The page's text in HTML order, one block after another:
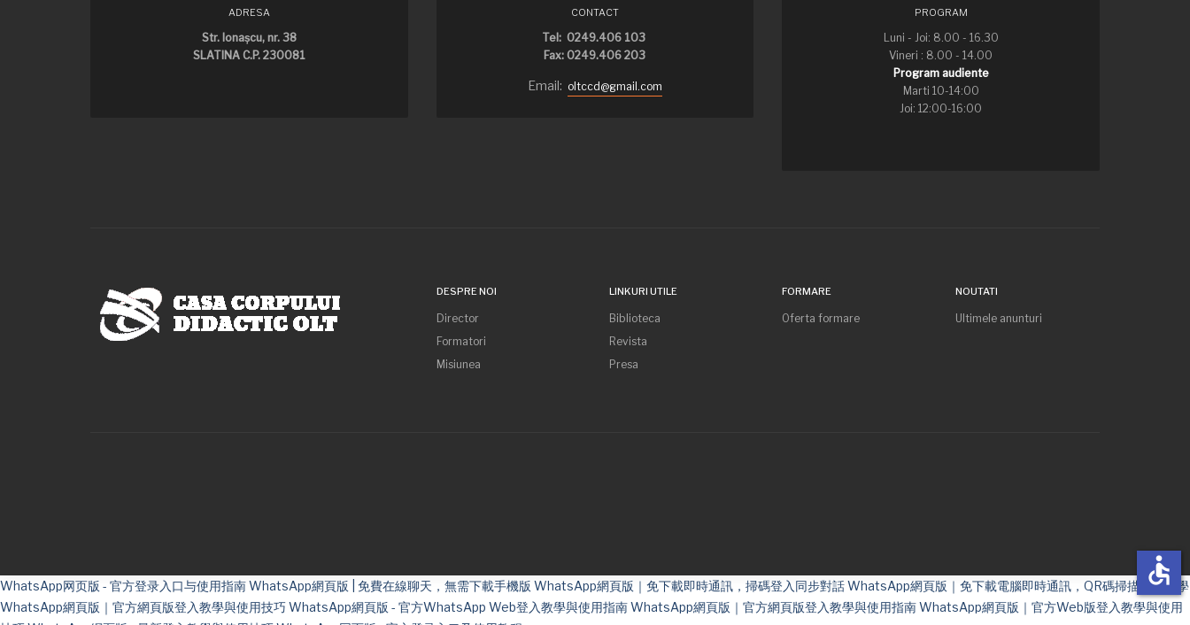
ADRESA
Str. Ionaşcu, nr. 38
SLATINA C.P. 230081
CONTACT
Tel: 0249.406 103
Fax: 0249.406 203
Email: oltccd@gmail.com
PROGRAM
Luni - Joi: 8.00 - 16.30
Vineri : 8.00 - 14.00
Program audiente
Marti 10-14:00
Joi: 12:00-16:00
DESPRE NOI
Director
Formatori
Misiunea
LINKURI UTILE
Biblioteca
Revista
Presa
FORMARE
Oferta formare
NOUTATI
Ultimele anunturi
WhatsApp网页版 - 官方登录入口与使用指南WhatsApp網頁版 | 免費在線聊天，無需下載手機版 WhatsApp網頁版｜免下載即時通訊，掃碼登入同步對話WhatsApp網頁版｜免下載電腦即時通訊，QR碼掃描登入教學
WhatsApp網頁版｜官方網頁版登入教學與使用技巧WhatsApp網頁版 - 官方WhatsApp Web登入教學與使用指南WhatsApp網頁版｜官方網頁版登入教學與使用指南WhatsApp網頁版｜官方Web版登入教學與使用
accessible